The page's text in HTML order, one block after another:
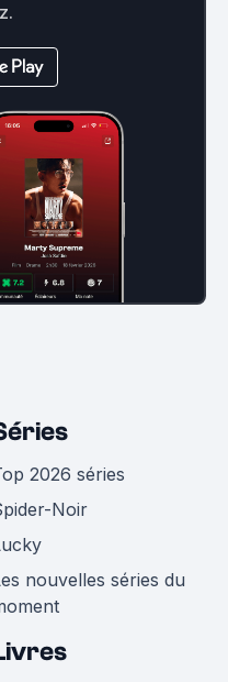
2026 séries
Noir
nouvelles séries du